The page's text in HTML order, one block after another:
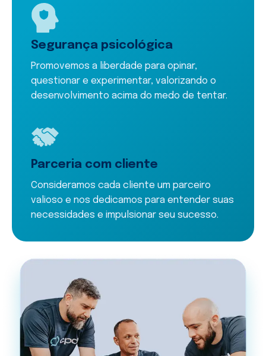
Segurança psicológica
Promovemos a liberdade para opinar,
questionar e experimentar, valorizando o
desenvolvimento acima do medo de tentar.
Parceria com cliente
Consideramos cada cliente um parceiro
valioso e nos dedicamos para entender suas
necessidades e impulsionar seu sucesso.